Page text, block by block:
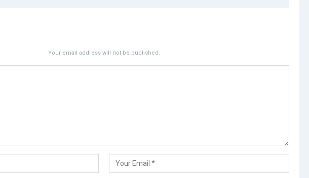
Your email address will not be published.